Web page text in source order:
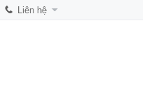
Liên hệ